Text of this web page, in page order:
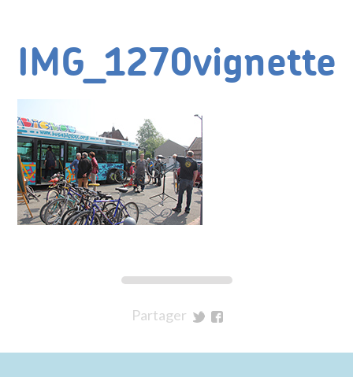
IMG_1270vignette
Partager
Twitter
Facebook